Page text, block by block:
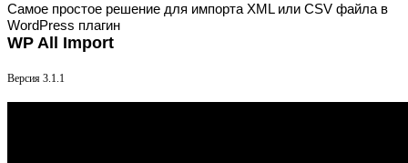
Самое простое решение для импорта XML или CSV файла в
WordPress плагин
WP All Import
Версия 3.1.1